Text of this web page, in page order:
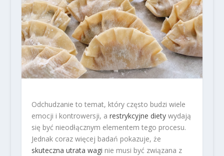
Odchudzanie to temat, który często budzi wiele
emocji i kontrowersji, a restrykcyjne dietywydają
się być nieodłącznym elementem tego procesu.
Jednak coraz więcej badań pokazuje, że
skuteczna utrata wagi nie musi być związana z